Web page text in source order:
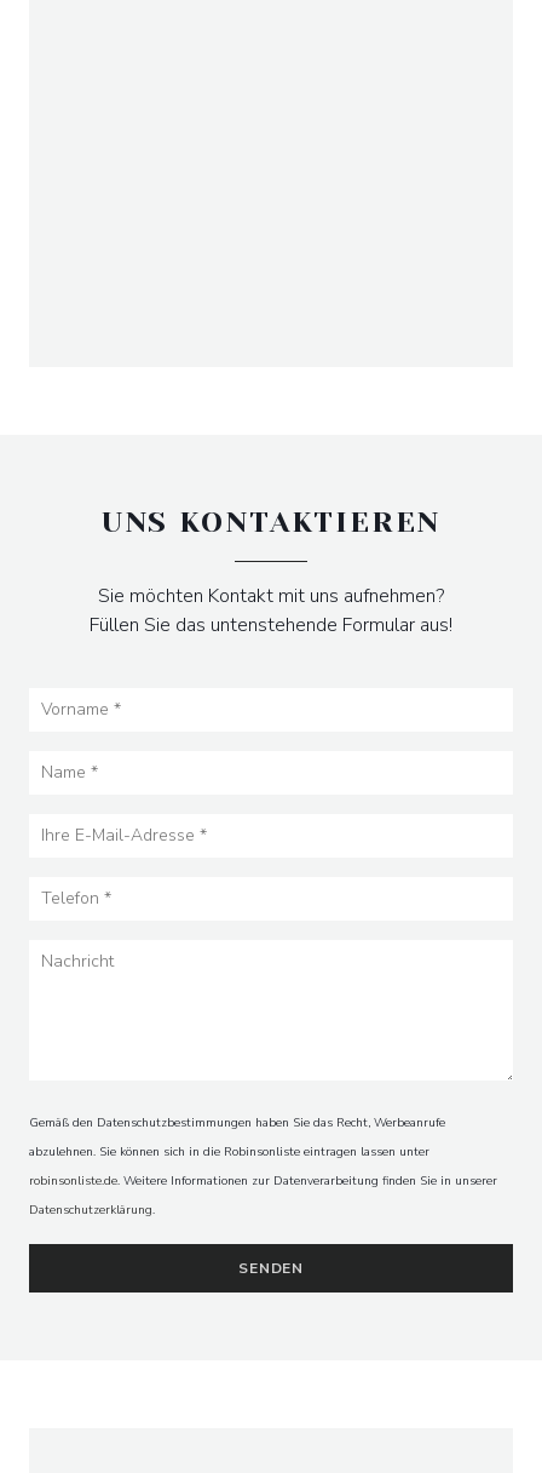
UNS KONTAKTIEREN
Sie möchten Kontakt mit uns aufnehmen?
Füllen Sie das untenstehende Formular aus!
Gemäß den Datenschutzbestimmungen haben Sie das Recht, Werbeanrufe
abzulehnen. Sie können sich in die Robinsonliste eintragen lassen unter
robinsonliste.de. Weitere Informationen zur Datenverarbeitung finden Sie in unserer
Datenschutzerklärung.